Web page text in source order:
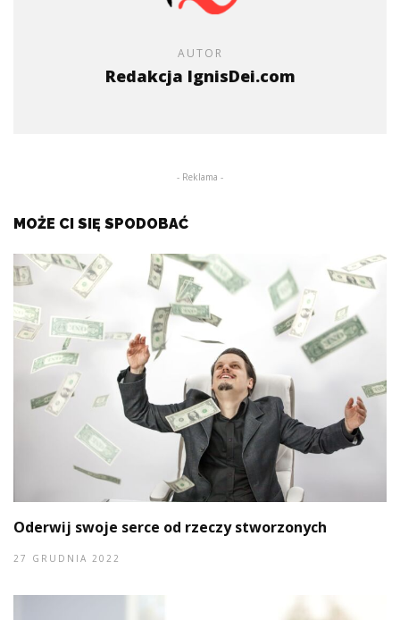
AUTOR
Redakcja IgnisDei.com
- Reklama -
MOŻE CI SIĘ SPODOBAĆ
Oderwij swoje serce od rzeczy stworzonych
27 GRUDNIA 2022